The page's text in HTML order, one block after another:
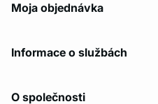
Moja objednávka
Informace o službách
O společnosti